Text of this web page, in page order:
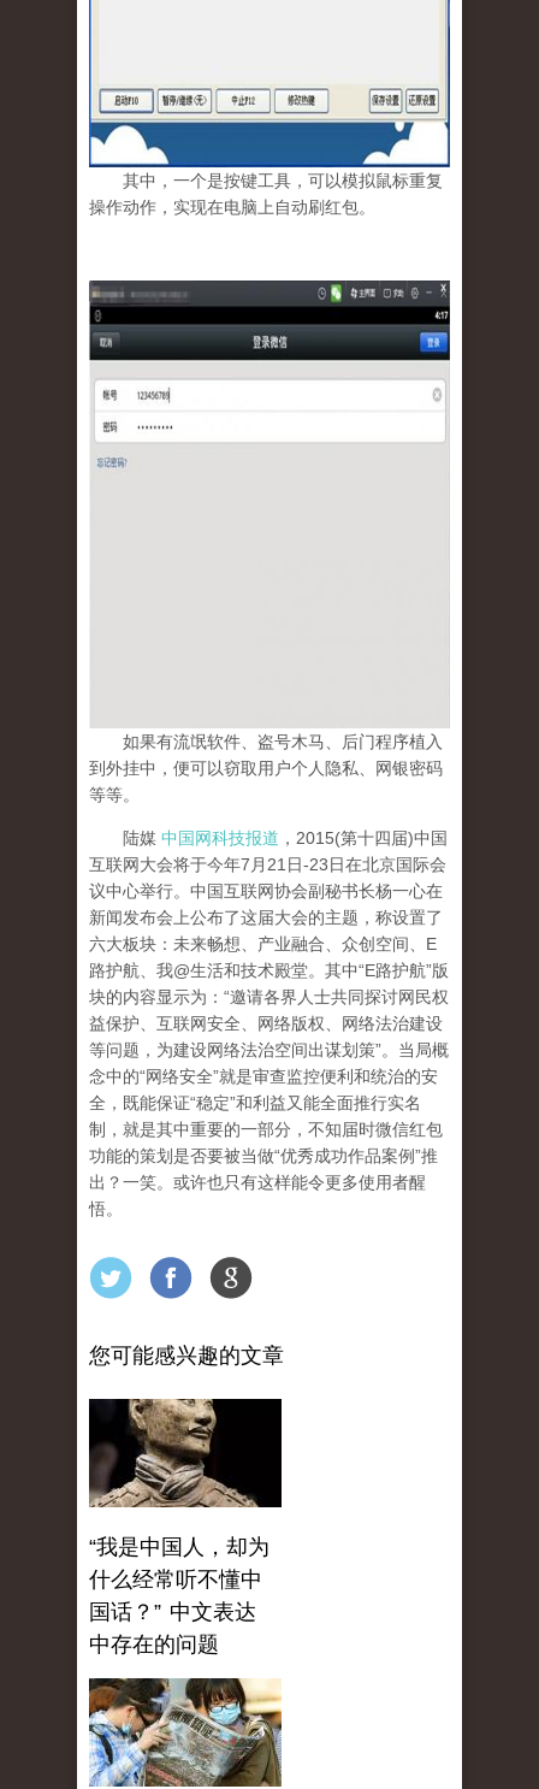
其中，一个是按键工具，可以模拟鼠标重复
操作动作，实现在电脑上自动刷红包。
如果有流氓软件、盗号木马、后门程序植入
到外挂中，便可以窃取用户个人隐私、网银密码
等等。
陆媒 中国网科技报道 ，2015(第十四届)中国
互联网大会将于今年7月21日-23日在北京国际会
议中心举行。中国互联网协会副秘书长杨一心在
新闻发布会上公布了这届大会的主题，称设置了
六大板块：未来畅想、产业融合、众创空间、E
路护航、我@生活和技术殿堂。其中“E路护航”版
块的内容显示为：“邀请各界人士共同探讨网民权
益保护、互联网安全、网络版权、网络法治建设
等问题，为建设网络法治空间出谋划策”。当局概
念中的“网络安全”就是审查监控便利和统治的安
全，既能保证“稳定”和利益又能全面推行实名
制，就是其中重要的一部分，不知届时微信红包
功能的策划是否要被当做“优秀成功作品案例”推
出？一笑。或许也只有这样能令更多使用者醒
悟。
您可能感兴趣的文章
“我是中国人，却为
什么经常听不懂中
国话？” 中文表达
中存在的问题